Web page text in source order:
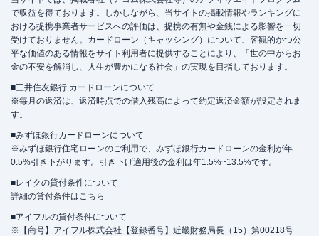
で収益を得ております。しかしながら、当サイトの掲載情報やランキングに
おける提携事業者サービスへの評価は、提携の有無や金銭による影響を一切
受けておりません。カードローン（キャッシング）について、客観的かつ公
平な価値のある情報をサイト利用者に提供することにより、「世の中からお
金の不安を解消し、人生が豊かになる社会」の実現を目指しております。
■三井住友銀行 カードローンについて
※毎月の返済は、返済時点での借入残高によって約定返済金額が設定されま
す。
■みずほ銀行カードローンについて
※みずほ銀行住宅ローンのご利用で、みずほ銀行カードローンの金利が年
0.5%引き下がります。引き下げ適用後の金利は年1.5%~13.5%です。
■レイクの貸付条件について
詳細の貸付条件はこちら
■アイフルの貸付条件について
※【商号】アイフル株式会社【登録番号】近畿財務局長（15）第00218号